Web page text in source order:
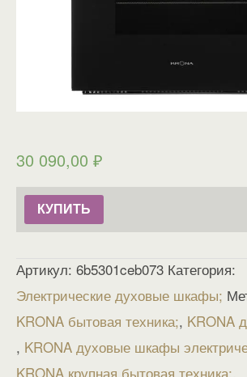
30 090,00 ₽
КУПИТЬ
Артикул: 6b5301ceb073 Категория:
Электрические духовые шкафы
KRONA бытовая техника , KRONA
, KRONA духовые шкафы
KRONA крупная бытовая техника ,